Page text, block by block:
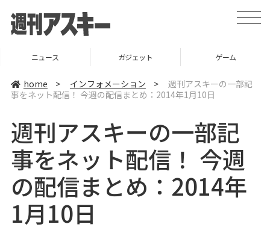
t
o
v
ニュース ガジェット ゲーム
home > インフォメーション >
週刊アスキーの一部記
事をネット配信！ 今週の配信まとめ：2014年1月10日
週刊アスキーの一部記
事をネット配信！ 今週
の配信まとめ：2014年
1月10日